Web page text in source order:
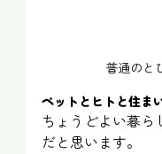
普通のと
ペットとヒトと住ま
ちょうどよい暮ら
だと思います。